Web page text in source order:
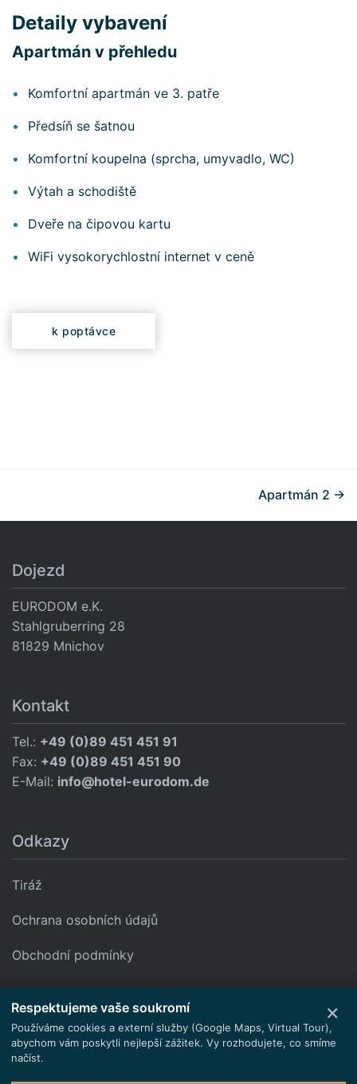
Detaily vybavení
Apartmán v přehledu
Komfortní apartmán ve 3. patře
Předsíň se šatnou
Komfortní koupelna (sprcha, umyvadlo, WC)
Výtah a schodiště
Dveře na čipovou kartu
WiFi vysokorychlostní internet v ceně
k poptávce
Apartmán 2 →
Dojezd
EURODOM e.K.
Stahlgruberring 28
81829 Mnichov
Kontakt
Tel.: +49 (0)89 451 451 91
Fax: +49 (0)89 451 451 90
E-Mail: info@hotel-eurodom.de
Odkazy
Tiráž
Ochrana osobních údajů
Obchodní podmínky
Google Maps jsou zablokovány. Aktivujte kategorii „Funkční“,
abyste načetli mapu.
Načíst obsah Nastavení cookies
×
Respektujeme vaše soukromí
Používáme cookies a externí služby (Google Maps, Virtual Tour),
abychom vám poskytli nejlepší zážitek. Vy rozhodujete, co smíme
načíst.